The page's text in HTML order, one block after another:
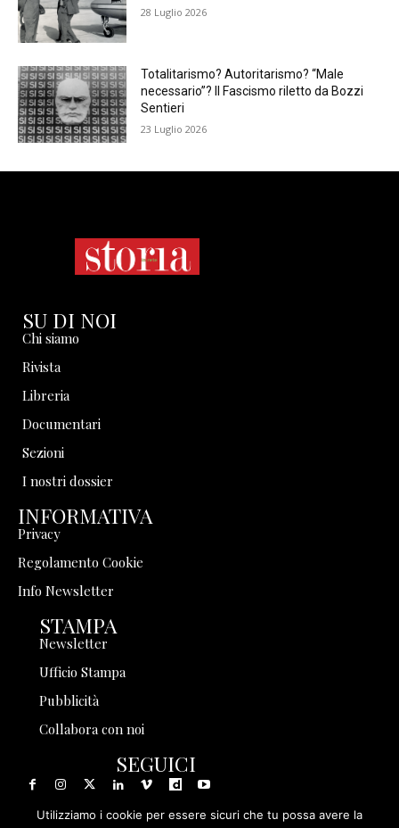
28 Luglio 2026
Totalitarismo? Autoritarismo? “Male
necessario”? Il Fascismo riletto da Bozzi
Sentieri
23 Luglio 2026
SU DI NOI
Chi siamo
Rivista
Libreria
Documentari
Sezioni
I nostri dossier
INFORMATIVA
Privacy
Regolamento Cookie
Info Newsletter
STAMPA
Newsletter
Ufficio Stampa
Pubblicità
Collabora con noi
SEGUICI
Utilizziamo i cookie per essere sicuri che tu possa avere la